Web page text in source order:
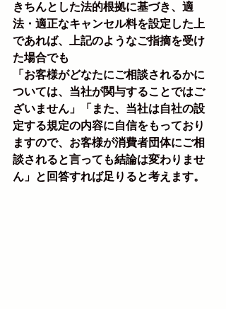
きちんとした法的根拠に基づき、適
法・適正なキャンセル料を設定した上
であれば、上記のようなご指摘を受け
た場合でも
「お客様がどなたにご相談されるかに
ついては、当社が関与することではご
ざいません」「また、当社は自社の設
定する規定の内容に自信をもっており
ますので、お客様が消費者団体にご相
談されると言っても結論は変わりませ
ん」と回答すれば足りると考えます。